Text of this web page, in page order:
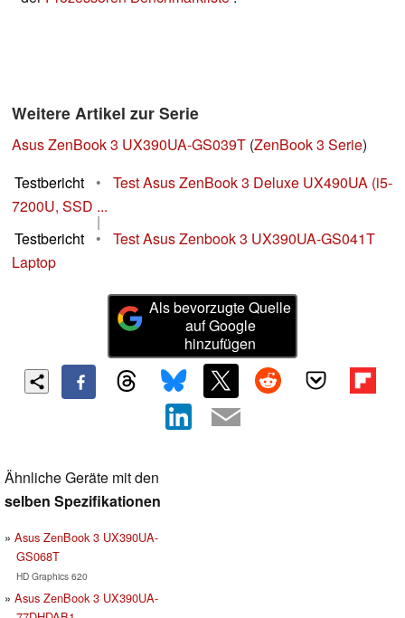
Weitere Artikel zur Serie
Asus ZenBook 3 UX390UA-GS039T (ZenBook 3 Serie)
Testbericht
•
Test Asus ZenBook 3 Deluxe UX490UA (i5-
7200U, SSD ...
|
Testbericht
•
Test Asus Zenbook 3 UX390UA-GS041T
Laptop
Als bevorzugte Quelle
auf Google
hinzufügen
Ähnliche Geräte mit den
selben Spezifikationen
Asus ZenBook 3 UX390UA-
GS068T
HD Graphics 620
Asus ZenBook 3 UX390UA-